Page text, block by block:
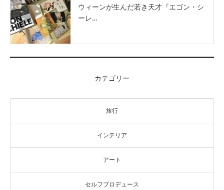
ウィーンが生んだ若き天才『エゴン・シ
ーレ…
カテゴリー
旅行
インテリア
アート
セルフプロデュース